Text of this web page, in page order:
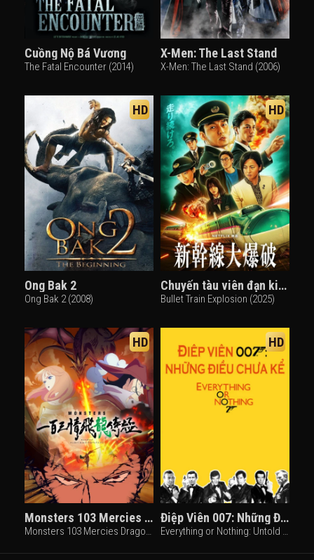
Cuồng Nộ Bá Vương
The Fatal Encounter (2014)
X-Men: The Last Stand
X-Men: The Last Stand (2006)
HD
Ong Bak 2
Ong Bak 2 (2008)
HD
Chuyến tàu viên đạn kinh hoàng
Bullet Train Explosion (2025)
HD
Monsters 103 Mercies Dragon Damnation
Monsters 103 Mercies Dragon Damnation (2024)
HD
Điệp Viên 007: Những Điều Chưa Kể
Everything or Nothing: Untold Story 007 (2012)